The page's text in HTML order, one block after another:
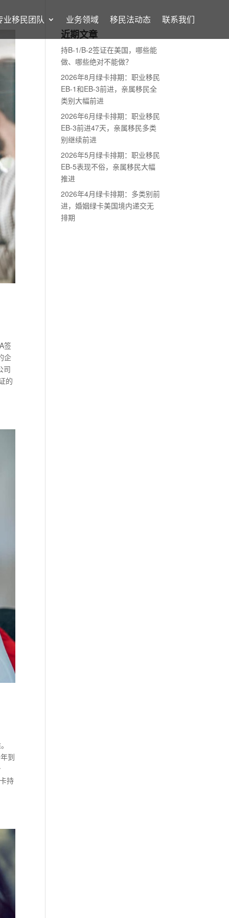
业移民团队 业务领域 移民法动态 联系我们
签
企
司
的
到
持
近期文章
持B-1/B-2签证在美国，哪些能
做、哪些绝对不能做？
2026年8月绿卡排期：职业移民
EB-1和EB-3前进，亲属移民全
类别大幅前进
2026年6月绿卡排期：职业移民
EB-3前进47天，亲属移民多类
别继续前进
2026年5月绿卡排期：职业移民
EB-5表现不俗，亲属移民大幅
推进
2026年4月绿卡排期：多类别前
进，婚姻绿卡美国境内递交无
排期